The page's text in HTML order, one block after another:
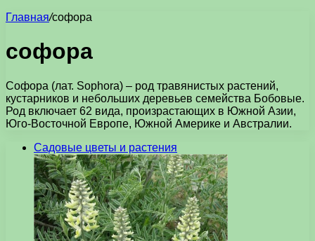
Главная/софора
софора
Софора (лат. Sophora) – род травянистых растений,
кустарников и небольших деревьев семейства Бобовые.
Род включает 62 вида, произрастающих в Южной Азии,
Юго-Восточной Европе, Южной Америке и Австралии.
Садовые цветы и растения